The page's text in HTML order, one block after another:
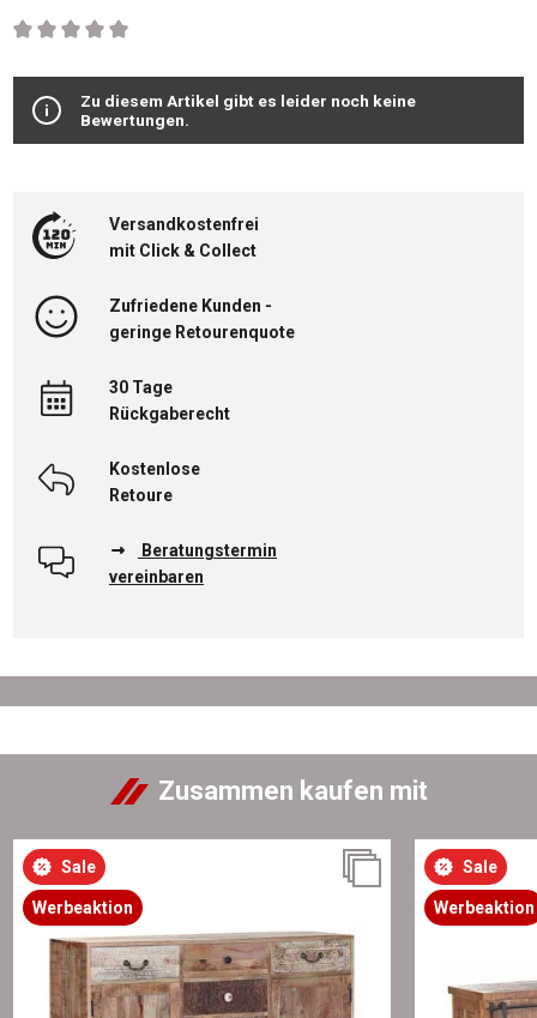
Durchschnittliche Bewertung von 0 von 5 Sternen
Zu diesem Artikel gibt es leider noch keine
Bewertungen.
Versandkostenfrei
mit Click & Collect
Zufriedene Kunden -
geringe Retourenquote
30 Tage
Rückgaberecht
Kostenlose
Retoure
Beratungstermin
vereinbaren
Zusammen kaufen mit
Sale
Werbeaktion
Sale
Werbeaktion